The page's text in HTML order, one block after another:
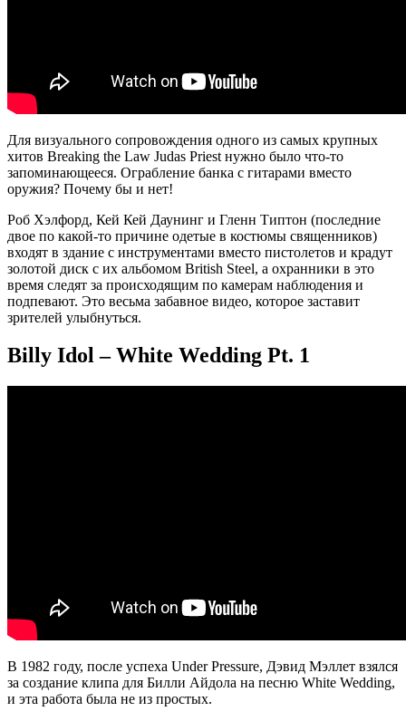
Для визуального сопровождения одного из самых крупных
хитов Breaking the Law Judas Priest нужно было что-то
запоминающееся. Ограбление банка с гитарами вместо
оружия? Почему бы и нет!
Роб Хэлфорд, Кей Кей Даунинг и Гленн Типтон (последние
двое по какой-то причине одетые в костюмы священников)
входят в здание с инструментами вместо пистолетов и крадут
золотой диск с их альбомом British Steel, а охранники в это
время следят за происходящим по камерам наблюдения и
подпевают. Это весьма забавное видео, которое заставит
зрителей улыбнуться.
Billy Idol – White Wedding Pt. 1
В 1982 году, после успеха Under Pressure, Дэвид Мэллет взялся
за создание клипа для Билли Айдола на песню White Wedding,
и эта работа была не из простых.